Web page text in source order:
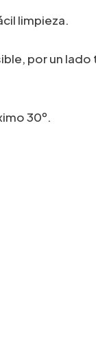
limpieza.
por un lado
30º.